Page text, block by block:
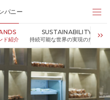
パニー
ド紹介
SUSTAINABILITY
持続可能な世界の実現のために
パニー
らせ
ちの想い